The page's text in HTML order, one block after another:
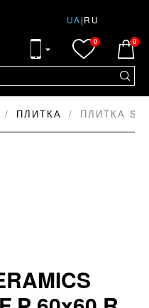
UA|RU
0 0
ПЛИТКА ПЛИТКА